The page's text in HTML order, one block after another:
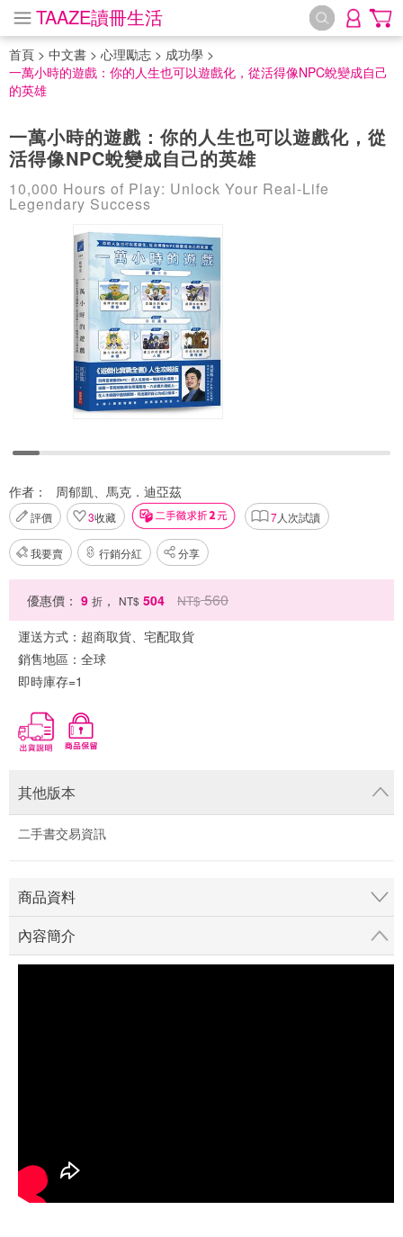
TAAZE讀冊生活
首頁 > 中文書 > 心理勵志 > 成功學 >
一萬小時的遊戲：你的人生也可以遊戲化，從活得像NPC蛻變成自己
的英雄
一萬小時的遊戲：你的人生也可以遊戲化，從
活得像NPC蛻變成自己的英雄
10,000 Hours of Play: Unlock Your Real‐Life
Legendary Success
作者： 周郁凱、馬克．迪亞茲
評價 3收藏 7人次試讀
我要賣 行銷分紅 分享
優惠價： 9 折 ， NT$ 504 NT$ 560
運送方式： 超商取貨、宅配取貨
銷售地區： 全球
即時庫存=1
其他版本
二手書交易資訊
商品資料
內容簡介